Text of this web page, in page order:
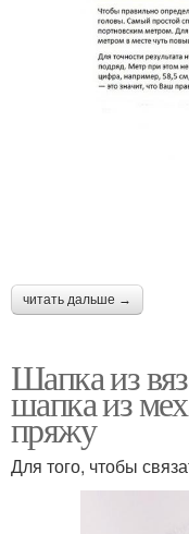
читать дальше →
Шапка из
шапка из
пряжу
Для того, чтобы